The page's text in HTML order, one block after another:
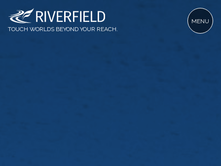
TOUCH WORLDS BEYOND YOUR REACH.
MENU